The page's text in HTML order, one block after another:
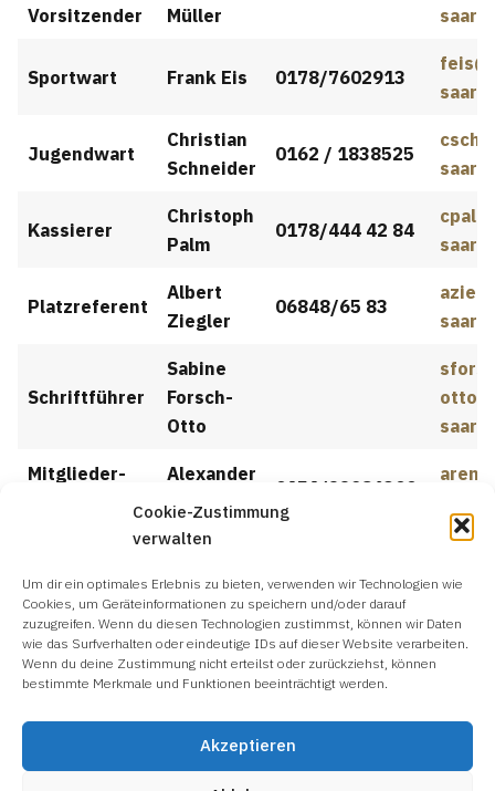
Cookie-Zustimmung
verwalten
Um dir ein optimales Erlebnis zu bieten, verwenden wir Technologien wie
Cookies, um Geräteinformationen zu speichern und/oder darauf
zuzugreifen. Wenn du diesen Technologien zustimmst, können wir Daten
wie das Surfverhalten oder eindeutige IDs auf dieser Website verarbeiten.
Wenn du deine Zustimmung nicht erteilst oder zurückziehst, können
bestimmte Merkmale und Funktionen beeinträchtigt werden.
Akzeptieren
Vorsitzender
Müller
Sportwart Frank Eis 0178/7602913
Jugendwart
Christian
Schneider
0162 / 1838525
Kassierer
Christoph
Palm
0178/444 42 84
Platzreferent
Albert
Ziegler
06848/65 83
Schriftführer
Sabine
Forsch-
Otto
Mitglieder-
Alexander
Renz
0151/22986300
Lorena
Ziegler
Festwart und
Beisitzender
Lesle
Holzapfel
0173/3975154
Teilen mit: